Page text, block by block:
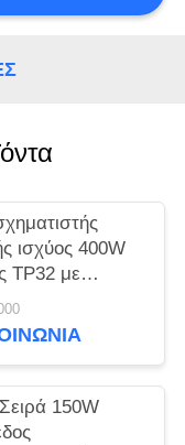
ισχύος 400W
TP32 με
υψηλής
και υλικά
150W